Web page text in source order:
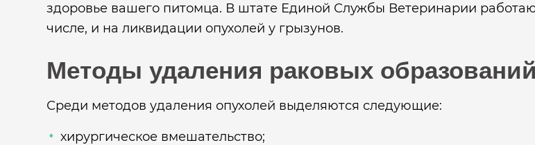
здоровье вашего питомца. В штате Единой Службы Ветеринарии
числе, и на ликвидации опухолей у грызунов.
Методы удаления раковых образований
Среди методов удаления опухолей выделяются следующие:
хирургическое вмешательство;